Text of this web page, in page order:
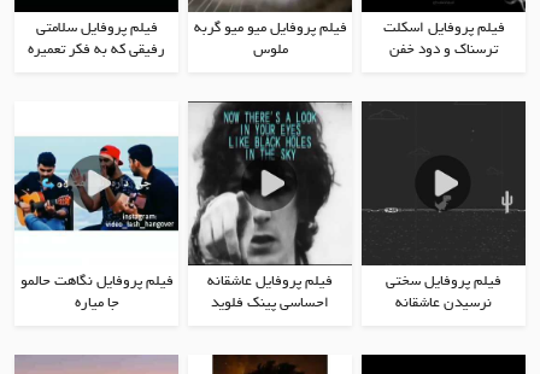
فیلم پروفایل اسکلت
ترسناک و دود خفن
فیلم پروفایل میو میو گربه
ملوس
فیلم پروفایل سلامتی
رفیقی که به فکر تعمیره
فیلم پروفایل سختی
نرسیدن عاشقانه
فیلم پروفایل عاشقانه
احساسی پینک فلوید
فیلم پروفایل نگاهت حالمو
جا مياره